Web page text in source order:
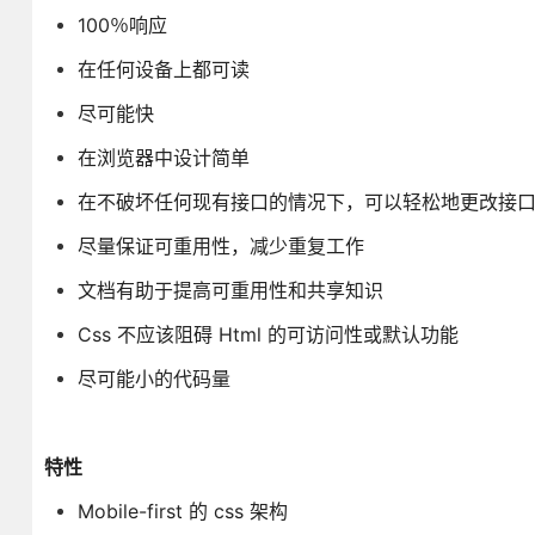
100％响应
在任何设备上都可读
尽可能快
在浏览器中设计简单
在不破坏任何现有接口的情况下，可以轻松地更改接
尽量保证可重用性，减少重复工作
文档有助于提高可重用性和共享知识
Css 不应该阻碍 Html 的可访问性或默认功能
尽可能小的代码量
特性
Mobile-first 的 css 架构